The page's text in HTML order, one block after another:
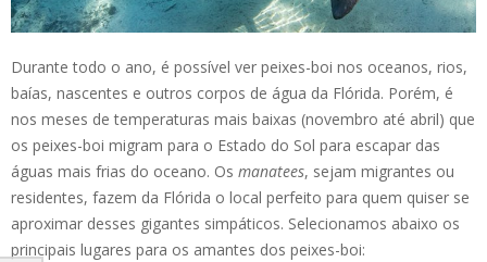
Durante todo o ano, é possível ver peixes-boi nos oceanos, rios,
baías, nascentes e outros corpos de água da Flórida. Porém, é
nos meses de temperaturas mais baixas (novembro até abril) que
os peixes-boi migram para o Estado do Sol para escapar das
águas mais frias do oceano. Os manatees, sejam migrantes ou
residentes, fazem da Flórida o local perfeito para quem quiser se
aproximar desses gigantes simpáticos. Selecionamos abaixo os
principais lugares para os amantes dos peixes-boi: